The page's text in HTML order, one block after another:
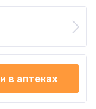
в аптеках